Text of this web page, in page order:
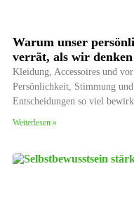
Warum unser
verrät, als wir denken
Kleidung, Accessoires und
Persönlichkeit, Stimmung
Entscheidungen so viel
Weiterlesen »